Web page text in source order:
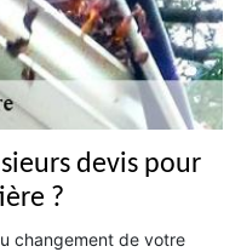
devis pour
?
changement de votre